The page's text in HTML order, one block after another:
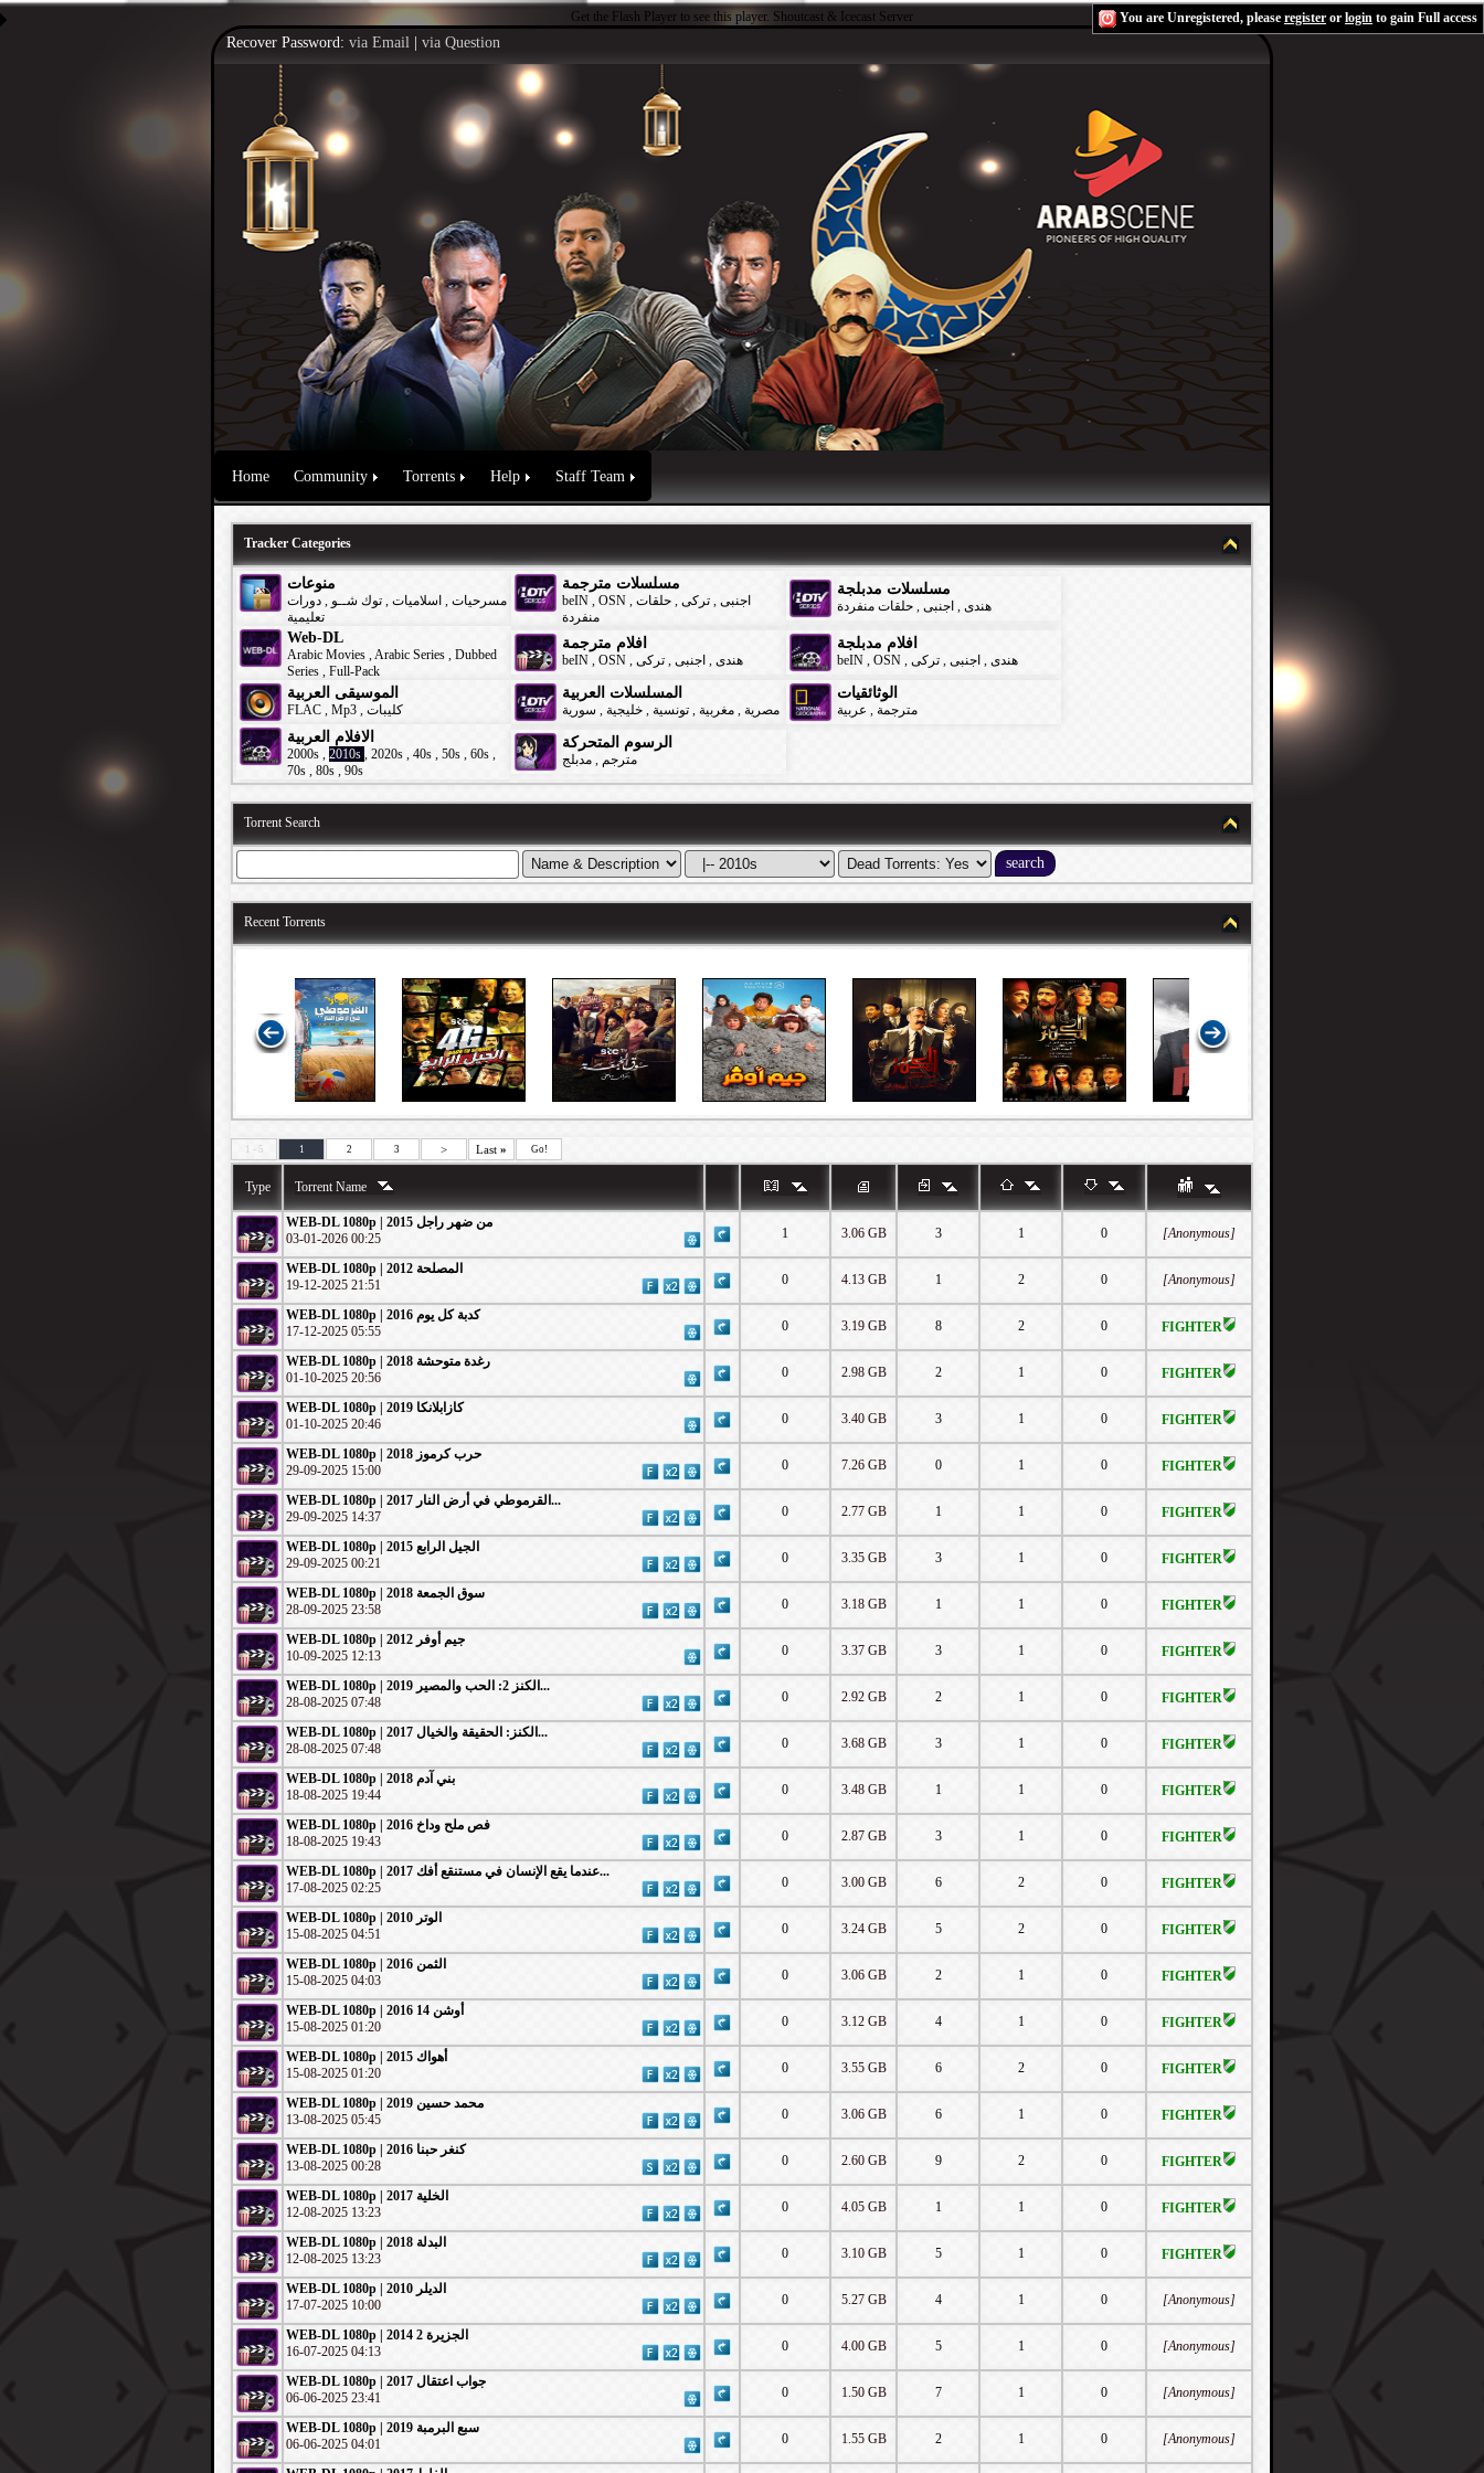
Get the Flash Player to see this player. Shoutcast & Icecast Server You are Unregistered, please register or login to gain Full access
Recover Password: via Email via Question
Home Community Torrents Help Staff Team
Tracker Categories
منوعات
مسرحيات , اسلاميات , توك شــو , دورات
تعليمية
مسلسلات مترجمة
beIN , OSN , اجنبى , تركى , حلقات
منفردة
مسلسلات مدبلجة
هندى , اجنبى , حلقات منفردة
Web-DL
Arabic Movies ,Arabic Series , Dubbed
Series , Full-Pack
افلام مترجمة
beIN , OSN , هندى , اجنبى , تركى
افلام مدبلجة
beIN , OSN , هندى , اجنبى , تركى
الموسيقى العربية
FLAC , Mp3 , كليبات
المسلسلات العربية
مصرية , مغربية , تونسية , خليجية , سورية
الوثائقيات
مترجمة , عربية
الافلام العربية
2000s , 2010s , 2020s , 40s , 50s , 60s ,
70s , 80s , 90s
الرسوم المتحركة
مترجم , مدبلج
Torrent Search
Recent Torrents
1 - 5 1 2 3 > Last » Go!
Type Torrent Name
WEB-DL 1080p | 2015 من ضهر راجل
03-01-2026 00:25
1 3.06 GB 3 1 0 [Anonymous]
WEB-DL 1080p | 2012 المصلحة
19-12-2025 21:51
0 4.13 GB 1 2 0 [Anonymous]
WEB-DL 1080p | 2016 كدبة كل يوم
17-12-2025 05:55
0 3.19 GB 8 2 0 FIGHTER
WEB-DL 1080p | 2018 رغدة متوحشة
01-10-2025 20:56
0 2.98 GB 2 1 0 FIGHTER
WEB-DL 1080p | 2019 كازابلانكا
01-10-2025 20:46
0 3.40 GB 3 1 0 FIGHTER
WEB-DL 1080p | حرب كرموز 2018
29-09-2025 15:00
0 7.26 GB 0 1 0 FIGHTER
WEB-DL 1080p | القرموطي في أرض النار 2017...
29-09-2025 14:37
0 2.77 GB 1 1 0 FIGHTER
WEB-DL 1080p | الجيل الرابع 2015
29-09-2025 00:21
0 3.35 GB 3 1 0 FIGHTER
WEB-DL 1080p | سوق الجمعة 2018
28-09-2025 23:58
0 3.18 GB 1 1 0 FIGHTER
WEB-DL 1080p | 2012 جيم أوفر
10-09-2025 12:13
0 3.37 GB 3 1 0 FIGHTER
WEB-DL 1080p | 2019 الكنز 2: الحب والمصير...
28-08-2025 07:48
0 2.92 GB 2 1 0 FIGHTER
WEB-DL 1080p | 2017 الكنز: الحقيقة والخيال...
28-08-2025 07:48
0 3.68 GB 3 1 0 FIGHTER
WEB-DL 1080p | 2018 بني آدم
18-08-2025 19:44
0 3.48 GB 1 1 0 FIGHTER
WEB-DL 1080p | 2016 فص ملح وداخ
18-08-2025 19:43
0 2.87 GB 3 1 0 FIGHTER
WEB-DL 1080p | 2017 عندما يقع اﻹنسان في مستنقع أفك...
17-08-2025 02:25
0 3.00 GB 6 2 0 FIGHTER
WEB-DL 1080p | 2010 الوتر
15-08-2025 04:51
0 3.24 GB 5 2 0 FIGHTER
WEB-DL 1080p | 2016 الثمن
15-08-2025 04:03
0 3.06 GB 2 1 0 FIGHTER
WEB-DL 1080p | 2016 أوشن 14
15-08-2025 01:20
0 3.12 GB 4 1 0 FIGHTER
WEB-DL 1080p | 2015 أهواك
15-08-2025 01:20
0 3.55 GB 6 2 0 FIGHTER
WEB-DL 1080p | 2019 محمد حسين
13-08-2025 05:45
0 3.06 GB 6 1 0 FIGHTER
WEB-DL 1080p | 2016 كنغر حبنا
13-08-2025 00:28
0 2.60 GB 9 2 0 FIGHTER
WEB-DL 1080p | 2017 الخلية
12-08-2025 13:23
0 4.05 GB 1 1 0 FIGHTER
WEB-DL 1080p | 2018 البدلة
12-08-2025 13:23
0 3.10 GB 5 1 0 FIGHTER
WEB-DL 1080p | 2010 الديلر
17-07-2025 10:00
0 5.27 GB 4 1 0 [Anonymous]
WEB-DL 1080p | 2014 الجزيرة 2
16-07-2025 04:13
0 4.00 GB 5 1 0 [Anonymous]
WEB-DL 1080p | 2017 جواب اعتقال
06-06-2025 23:41
0 1.50 GB 7 1 0 [Anonymous]
WEB-DL 1080p | سبع البرمبة 2019
06-06-2025 04:01
0 1.55 GB 2 1 0 [Anonymous]